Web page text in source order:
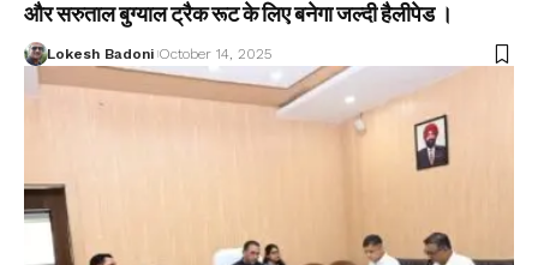
और सरुताल बुग्याल ट्रैक रूट के लिए बनेगा जल्दी हैलीपेड ।
Lokesh Badoni October 14, 2025